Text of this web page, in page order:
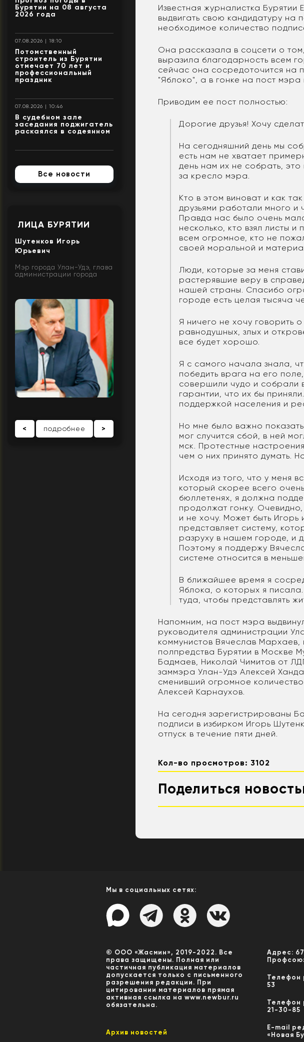
Бурятии на 08 августа
2026 года
07.08.2026 | 18:10
Потомственный
строитель из Бурятии
отмечает 70 лет и
профессиональный
праздник
07.08.2026 | 10:46
В судебном зале
заседания поджигатель
раскаялся в содеянном
Все новости
ЛИЦА БУРЯТИИ
Шутенков Игорь
Юрьевич
Мэр города Улан-Удэ, глава
администрации города
< подробнее >
Известная журналистка
выдвигать свою кандидатуру
необходимое количество
Она рассказала в соцсети о
выразила благодарность всем
сейчас она сосредоточится на
"Яблоко", а в гонке на пост
Приводим ее пост полностью:
Дорогие друзья! Хочу
На сегодняшний день мы
есть нам не хватает
день нам их не собрать, это
за кресло мэра.
Кто в этом виноват и как
друзьями работали много и
Правда нас было очень
несколько, кто взял листы
всем огромное, кто не
своей моральной и
Люди, которые за меня
растерявшие веру в
нашей страны. Спасибо
городе есть целая тысяча
Я ничего не хочу говорить
равнодушных, злых и
все будет хорошо.
Я с самого начала знала,
победить врага на его
совершили чудо и собрали
гарантии, что их бы
поддержкой населения и
Но мне было важно
мог случится сбой, в ней
мск. Протестные
чем о них принято думать.
Исходя из того, что у меня
который скорее всего
бюллетенях, я должна
продолжат гонку.
и не хочу. Может быть
представляет систему,
разруху в нашем городе, и
Поэтому я поддержу
системе относится в
В ближайшее время я
Яблока, о которых я
туда, чтобы представлять
Напомним, на пост мэра
руководителя администрации
коммунистов Вячеслав
полпредства Бурятии в Москве
Бадмаев, Николай Чимитов от
заммэра Улан-Удэ Алексей
сменивший огромное
Алексей Карнаухов.
На сегодня зарегистрированы
подписи в избирком Игорь
отпуск в течение пяти дней.
Кол-во просмотров: 3102
Поделиться
Мы в социальных сетях:
© ООО «Жасмин», 2019-2022. Все
права защищены. Полная или
частичная публикация материалов
допускается только с письменного
разрешения редакции. При
цитировании материалов прямая
активная ссылка на www.newbur.ru
обязательна.
Архив новостей
Адрес:
Телефон
53
Телефон
21-30-85
E-mail
«Новая